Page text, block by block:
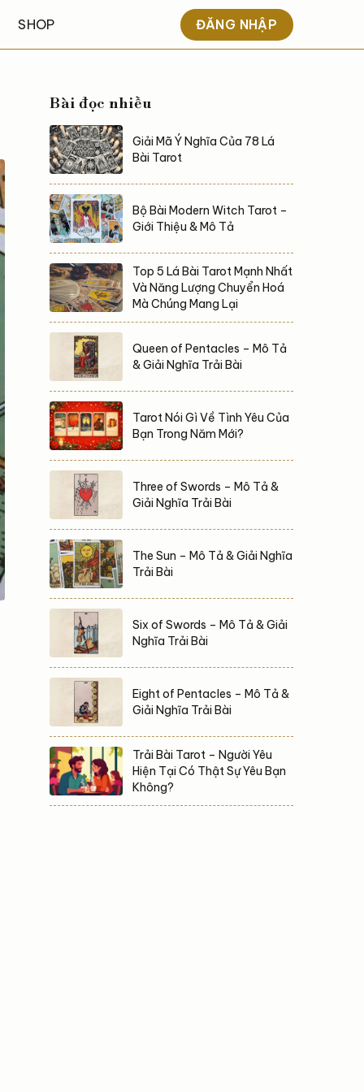
SHOP ĐĂNG NHẬP
Bài đọc nhiều
Giải Mã Ý Nghĩa Của 78 Lá
Bài Tarot
Bộ Bài Modern Witch Tarot –
Giới Thiệu & Mô Tả
Top 5 Lá Bài Tarot Mạnh Nhất
Và Năng Lượng Chuyển Hoá
Mà Chúng Mang Lại
Queen of Pentacles – Mô Tả
& Giải Nghĩa Trải Bài
Tarot Nói Gì Về Tình Yêu Của
Bạn Trong Năm Mới?
Three of Swords – Mô Tả &
Giải Nghĩa Trải Bài
The Sun – Mô Tả & Giải Nghĩa
Trải Bài
Six of Swords – Mô Tả & Giải
Nghĩa Trải Bài
Eight of Pentacles – Mô Tả &
Giải Nghĩa Trải Bài
Trải Bài Tarot – Người Yêu
Hiện Tại Có Thật Sự Yêu Bạn
Không?